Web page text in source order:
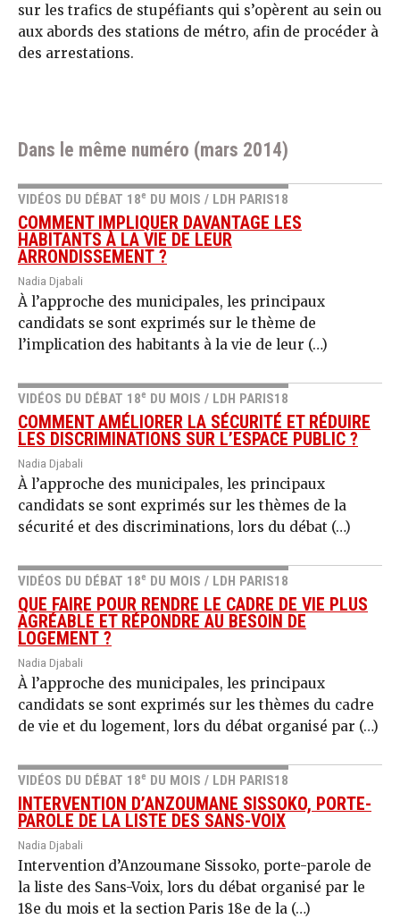
sur les trafics de stupéfiants qui s’opèrent au sein ou
aux abords des stations de métro, afin de procéder à
des arrestations.
Dans le même numéro (mars 2014)
VIDÉOS DU DÉBAT 18e DU MOIS / LDH PARIS18
COMMENT IMPLIQUER DAVANTAGE LES
HABITANTS À LA VIE DE LEUR
ARRONDISSEMENT ?
Nadia Djabali
À l’approche des municipales, les principaux
candidats se sont exprimés sur le thème de
l’implication des habitants à la vie de leur (…)
VIDÉOS DU DÉBAT 18e DU MOIS / LDH PARIS18
COMMENT AMÉLIORER LA SÉCURITÉ ET RÉDUIRE
LES DISCRIMINATIONS SUR L’ESPACE PUBLIC ?
Nadia Djabali
À l’approche des municipales, les principaux
candidats se sont exprimés sur les thèmes de la
sécurité et des discriminations, lors du débat (…)
VIDÉOS DU DÉBAT 18e DU MOIS / LDH PARIS18
QUE FAIRE POUR RENDRE LE CADRE DE VIE PLUS
AGRÉABLE ET RÉPONDRE AU BESOIN DE
LOGEMENT ?
Nadia Djabali
À l’approche des municipales, les principaux
candidats se sont exprimés sur les thèmes du cadre
de vie et du logement, lors du débat organisé par (…)
VIDÉOS DU DÉBAT 18e DU MOIS / LDH PARIS18
INTERVENTION D’ANZOUMANE SISSOKO, PORTE-
PAROLE DE LA LISTE DES SANS-VOIX
Nadia Djabali
Intervention d’Anzoumane Sissoko, porte-parole de
la liste des Sans-Voix, lors du débat organisé par le
18e du mois et la section Paris 18e de la (…)